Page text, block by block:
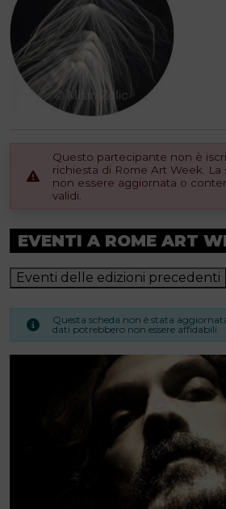
Questo partecipante non è
richiesta di Rome Art Week.
non essere aggiornata o
validi.
EVENTI A ROME ART
Eventi delle edizioni precedenti
Questa scheda non è stata
dati potrebbero non essere affidabili